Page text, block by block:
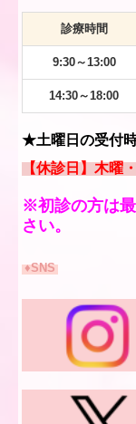
♦SNS
診療時間
9:30～13:00
14:30～18:00
★土曜日の受付
【休診日】木曜
※初診の方は
さい。